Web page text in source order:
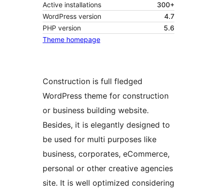
Active installations
300+
WordPress version
4.7
PHP version
5.6
Theme homepage
Construction is full fledged
WordPress theme for construction
or business building website.
Besides, it is elegantly designed to
be used for multi purposes like
business, corporates, eCommerce,
personal or other creative agencies
site. It is well optimized considering